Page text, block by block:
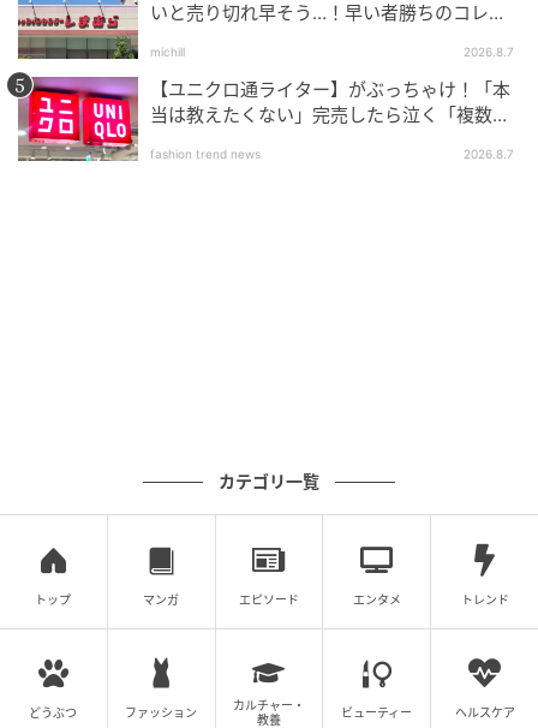
いと売り切れ早そう…！早い者勝ちのコレ買
michill 2026.8.7
【ユニクロ通ライター】がぶっちゃけ！「本
当は教えたくない」完売したら泣く「複数買
fashion trend news 2026.8.7
カテゴリ一覧
トップ マンガ エピソード エンタメ トレンド
どうぶつ ファッション
カルチャー・
教養
ビューティー ヘルスケア